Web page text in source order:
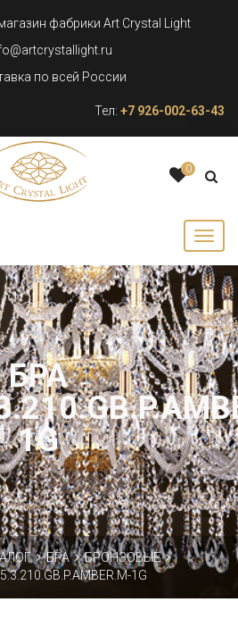
фабрики Art Crystal Light
по всей России
Тел: +7 926-002-63-43
0
БРА
1G
БРА
БРОНЗОВЫЕ
1G